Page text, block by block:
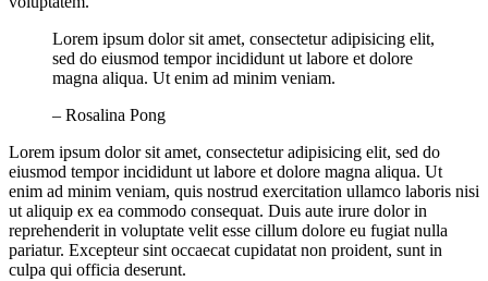
Lorem ipsum dolor sit amet, consectetur adipisicing elit,
sed do eiusmod tempor incididunt ut labore et dolore
magna aliqua. Ut enim ad minim veniam.
– Rosalina Pong
Lorem ipsum dolor sit amet, consectetur adipisicing elit, sed do
eiusmod tempor incididunt ut labore et dolore magna aliqua. Ut
enim ad minim veniam, quis nostrud exercitation ullamco laboris nisi
ut aliquip ex ea commodo consequat. Duis aute irure dolor in
reprehenderit in voluptate velit esse cillum dolore eu fugiat nulla
pariatur. Excepteur sint occaecat cupidatat non proident, sunt in
culpa qui officia deserunt.